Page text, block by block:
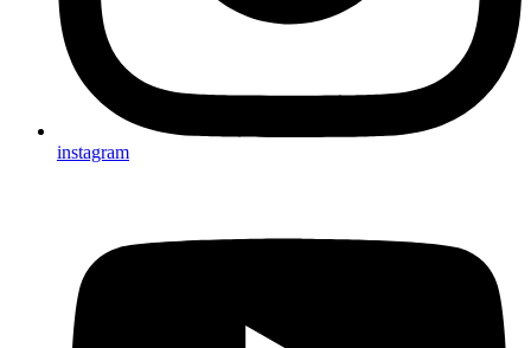
instagram